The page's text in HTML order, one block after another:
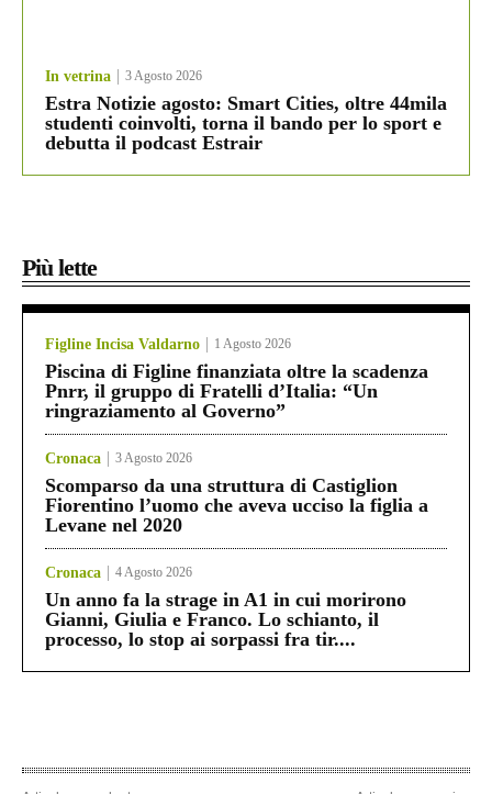
In vetrina 3 Agosto 2026
Estra Notizie agosto: Smart Cities, oltre 44mila
studenti coinvolti, torna il bando per lo sport e
debutta il podcast Estrair
Più lette
Figline Incisa Valdarno 1 Agosto 2026
Piscina di Figline finanziata oltre la scadenza
Pnrr, il gruppo di Fratelli d’Italia: “Un
ringraziamento al Governo”
Cronaca 3 Agosto 2026
Scomparso da una struttura di Castiglion
Fiorentino l’uomo che aveva ucciso la figlia a
Levane nel 2020
Cronaca 4 Agosto 2026
Un anno fa la strage in A1 in cui morirono
Gianni, Giulia e Franco. Lo schianto, il
processo, lo stop ai sorpassi fra tir....